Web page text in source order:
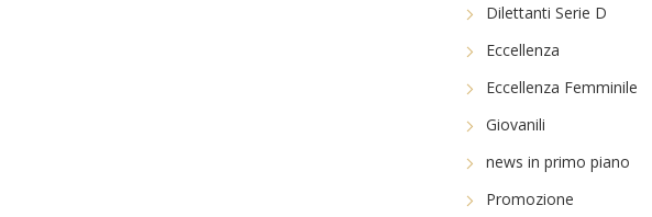
Dilettanti Serie D
Eccellenza
Eccellenza Femminile
Giovanili
news in primo piano
Promozione